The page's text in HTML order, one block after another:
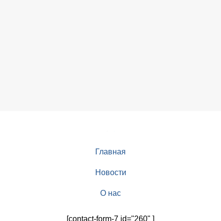
Главная
Новости
О нас
[contact-form-7 id="260" ]